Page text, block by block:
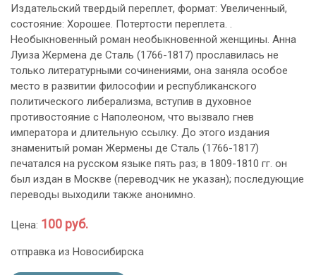
Издательский твердый переплет, формат: Увеличенный,
состояние: Хорошее. Потертости переплета. .
Необыкновенный роман необыкновенной женщины. Анна
Луиза Жермена де Сталь (1766-1817) прославилась не
только литературными сочинениями, она заняла особое
место в развитии философии и республиканского
политического либерализма, вступив в духовное
противостояние с Наполеоном, что вызвало гнев
императора и длительную ссылку. До этого издания
знаменитый роман Жермены де Сталь (1766-1817)
печатался на русском языке пять раз; в 1809-1810 гг. он
был издан в Москве (переводчик не указан); последующие
переводы выходили также анонимно.
Цена: 100 руб.
отправка из Новосибирска